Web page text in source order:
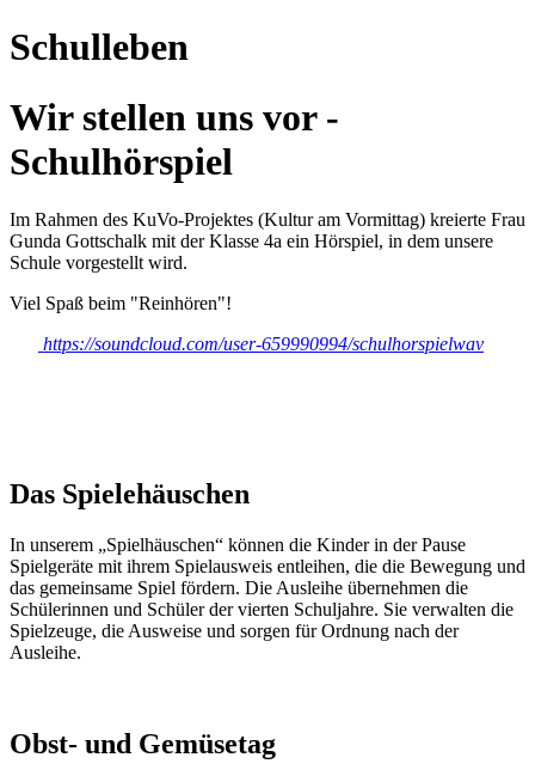
Schulleben
Wir stellen uns vor -
Schulhörspiel
Im Rahmen des KuVo-Projektes (Kultur am Vormittag) kreierte Frau
Gunda Gottschalk mit der Klasse 4a ein Hörspiel, in dem unsere
Schule vorgestellt wird.
Viel Spaß beim "Reinhören"!
https://soundcloud.com/user-659990994/schulhorspielwav
Das Spielehäuschen
In unserem „Spielhäuschen“ können die Kinder in der Pause
Spielgeräte mit ihrem Spielausweis entleihen, die die Bewegung und
das gemeinsame Spiel fördern. Die Ausleihe übernehmen die
Schülerinnen und Schüler der vierten Schuljahre. Sie verwalten die
Spielzeuge, die Ausweise und sorgen für Ordnung nach der
Ausleihe.
Obst- und Gemüsetag